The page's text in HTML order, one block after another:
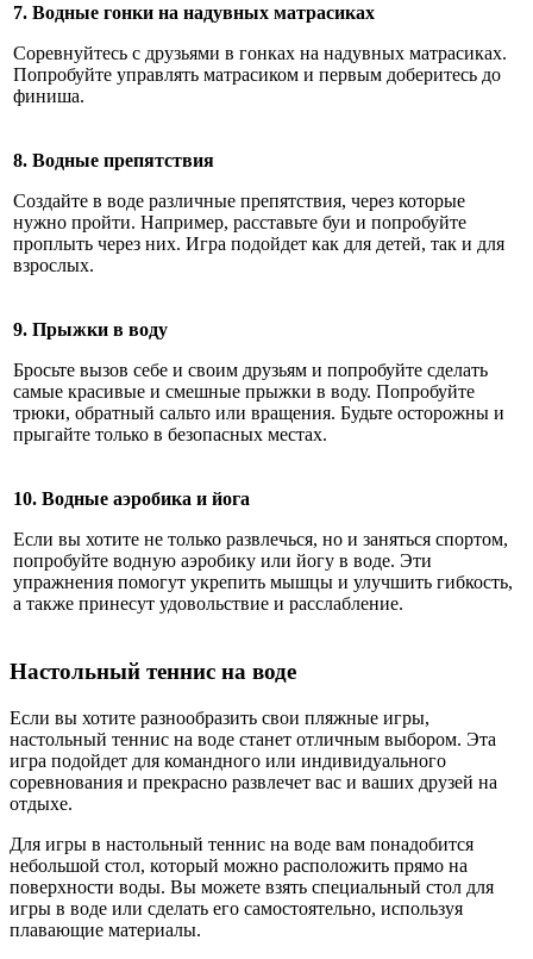
7. Водные гонки на надувных матрасиках
Соревнуйтесь с друзьями в гонках на надувных матрасиках.
Попробуйте управлять матрасиком и первым доберитесь до
финиша.
8. Водные препятствия
Создайте в воде различные препятствия, через которые
нужно пройти. Например, расставьте буи и попробуйте
проплыть через них. Игра подойдет как для детей, так и для
взрослых.
9. Прыжки в воду
Бросьте вызов себе и своим друзьям и попробуйте сделать
самые красивые и смешные прыжки в воду. Попробуйте
трюки, обратный сальто или вращения. Будьте осторожны и
прыгайте только в безопасных местах.
10. Водные аэробика и йога
Если вы хотите не только развлечься, но и заняться спортом,
попробуйте водную аэробику или йогу в воде. Эти
упражнения помогут укрепить мышцы и улучшить гибкость,
а также принесут удовольствие и расслабление.
Настольный теннис на воде
Если вы хотите разнообразить свои пляжные игры,
настольный теннис на воде станет отличным выбором. Эта
игра подойдет для командного или индивидуального
соревнования и прекрасно развлечет вас и ваших друзей на
отдыхе.
Для игры в настольный теннис на воде вам понадобится
небольшой стол, который можно расположить прямо на
поверхности воды. Вы можете взять специальный стол для
игры в воде или сделать его самостоятельно, используя
плавающие материалы.